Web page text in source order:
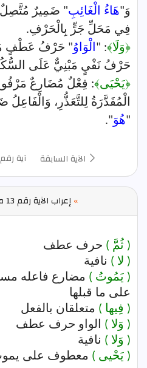
وَ"هَاءُ الْغَائِبِ" ضَمِيرٌ
فِي مَحَلِّ جَرٍّ بِالْحَرْفِ.
﴿وَلَا﴾: " الْوَاوُ" حَرْفُ عَطْفٍ
حَرْفُ نَفْيٍ مَبْنِيٌّ عَلَى
﴿يَحْيَى﴾: فِعْلٌ مُضَارِعٌ
الْمُقَدَّرَةُ لِلتَّعَذُّرِ،
"هُوَ".
الآية السابقة آية رقم 13
»إعراب الآية رقم 13 من سورة الأعلى
( ثُمَّ ) حرف عطف
( لا ) نافية
( يَمُوتُ ) مضارع فاعله
على ما قبلها
( فِيها ) متعلقان بالفعل
( وَلا ) الواو حرف عطف
( وَلا ) نافية
( يَحْيى ) معطوف على